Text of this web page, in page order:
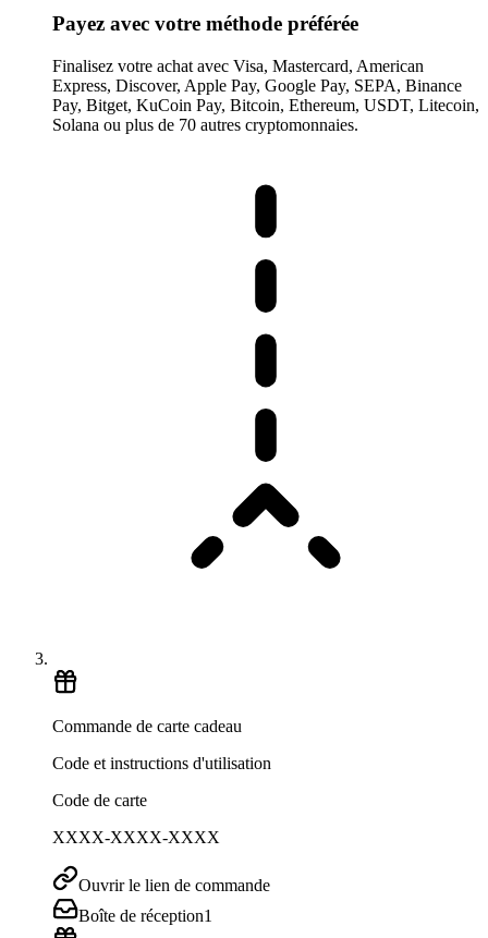
Payez avec votre méthode préférée
Finalisez votre achat avec Visa, Mastercard, American
Express, Discover, Apple Pay, Google Pay, SEPA, Binance
Pay, Bitget, KuCoin Pay, Bitcoin, Ethereum, USDT, Litecoin,
Solana ou plus de 70 autres cryptomonnaies.
Commande de carte cadeau
Code et instructions d'utilisation
Code de carte
XXXX-XXXX-XXXX
Ouvrir le lien de commande
Boîte de réception1